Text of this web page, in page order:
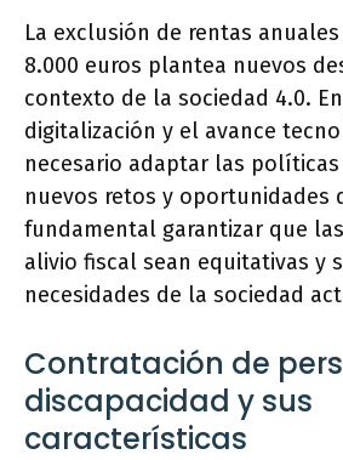
La exclusión de rentas
8.000 euros plantea nuevos
contexto de la sociedad 4.0.
digitalización y el avance
necesario adaptar las
nuevos retos y oportunidades
fundamental garantizar que
alivio fiscal sean equitativas y
necesidades de la sociedad
Contratación de
discapacidad y sus
características